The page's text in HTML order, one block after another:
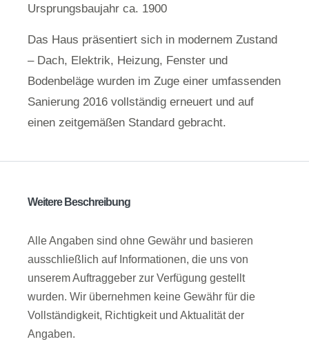
Ursprungsbaujahr ca. 1900
Das Haus präsentiert sich in modernem Zustand
– Dach, Elektrik, Heizung, Fenster und
Bodenbeläge wurden im Zuge einer umfassenden
Sanierung 2016 vollständig erneuert und auf
einen zeitgemäßen Standard gebracht.
Weitere Beschreibung
Alle Angaben sind ohne Gewähr und basieren
ausschließlich auf Informationen, die uns von
unserem Auftraggeber zur Verfügung gestellt
wurden. Wir übernehmen keine Gewähr für die
Vollständigkeit, Richtigkeit und Aktualität der
Angaben.